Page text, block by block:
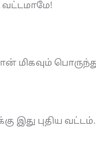
மிகவும்
புதிய